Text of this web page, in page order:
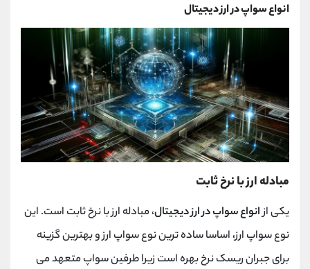
انواع سواپ در ارز دیجیتال
مبادله ارز با نرخ ثابت
یکی ازانواع سواپ در ارز دیجیتال، مبادله ارز با نرخ ثابت است. این
نوع سواپ ارز، اساسا ساده ترین نوع سواپ ارز و بهترین گزینه
برای جبران ریسک نرخ بهره است زیرا طرفین سواپ متعهد می